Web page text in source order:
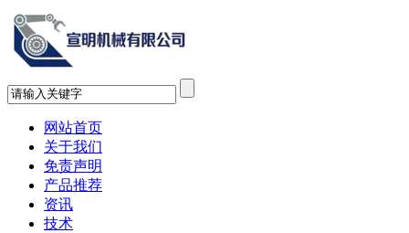
网站首页
关于我们
免责声明
产品推荐
资讯
技术